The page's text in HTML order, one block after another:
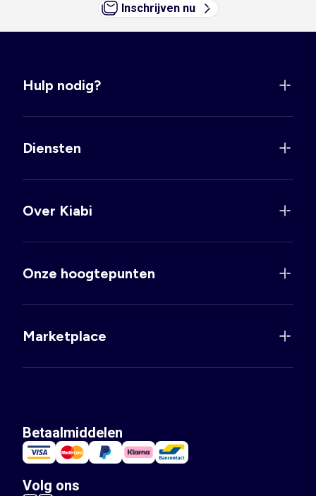
Inschrijven nu
Hulp nodig?
Diensten
Over Kiabi
Onze hoogtepunten
Marketplace
Betaalmiddelen
Volg ons